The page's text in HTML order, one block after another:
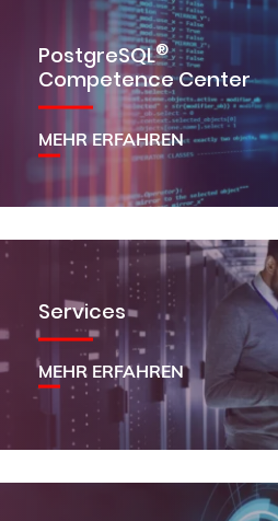
PostgreSQL®
Competence Center
MEHR ERFAHREN
Services
MEHR ERFAHREN